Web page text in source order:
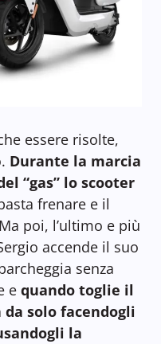
essere risolte,
Durante la marcia
“gas” lo scooter
frenare e il
poi, l’ultimo e più
accende il suo
senza
e quando toglie il
solo facendogli
la